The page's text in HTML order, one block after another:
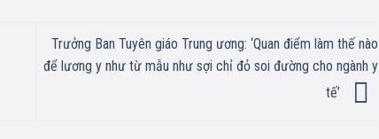
Trưởng Ban Tuyên giáo Trung ương: ‘Quan điểm làm thế nào
để lương y như từ mẫu như sợi chỉ đỏ soi đường cho ngành y
tế’